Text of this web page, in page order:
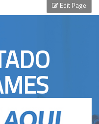
Edit Page